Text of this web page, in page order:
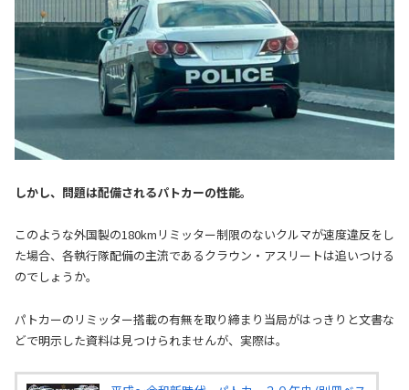
しかし、問題は配備されるパトカーの性能。
このような外国製の180kmリミッター制限のないクルマが速度違反をし
た場合、各執行隊配備の主流であるクラウン・アスリートは追いつける
のでしょうか。
パトカーのリミッター搭載の有無を取り締まり当局がはっきりと文書な
どで明示した資料は見つけられませんが、実際は。